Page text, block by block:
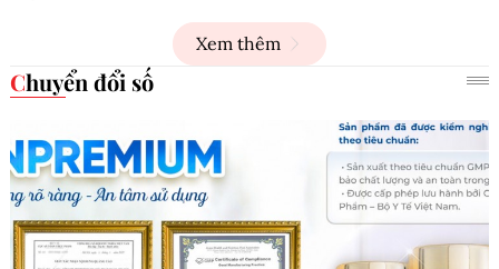
Xem thêm
Chuyển đổi số